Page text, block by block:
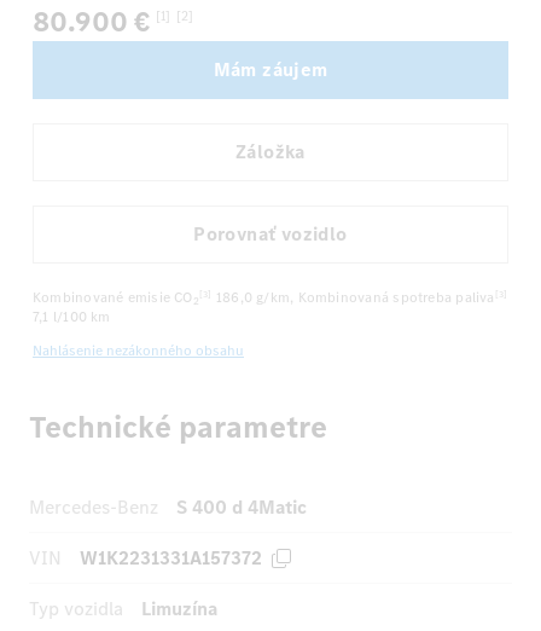
Technické parametre
Mercedes-Benz
S 400 d 4Matic
VIN
W1K2231331A157372
Typ vozidla
Limuzína
80.900 € [1] [2]
Mám záujem
Záložka
Porovnať vozidlo
Kombinované emisie CO 2 [3] 186,0 g/km, Kombinovaná spotreba paliva [3]
7,1 l/100 km
Nahlásenie nezákonného obsahu